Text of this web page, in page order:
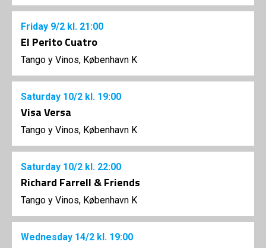
Friday 9/2 kl. 21:00
El Perito Cuatro
Tango y Vinos, København K
Saturday 10/2 kl. 19:00
Visa Versa
Tango y Vinos, København K
Saturday 10/2 kl. 22:00
Richard Farrell & Friends
Tango y Vinos, København K
Wednesday 14/2 kl. 19:00